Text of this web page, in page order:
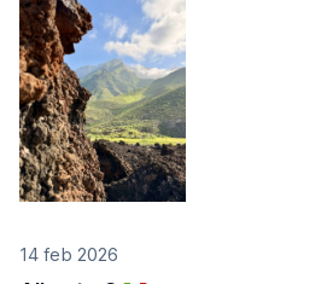
14 feb 2026